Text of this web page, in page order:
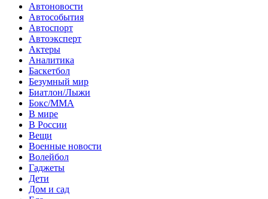
Автоновости
Автособытия
Автоспорт
Автоэксперт
Актеры
Аналитика
Баскетбол
Безумный мир
Биатлон/Лыжи
Бокс/MMA
В мире
В России
Вещи
Военные новости
Волейбол
Гаджеты
Дети
Дом и сад